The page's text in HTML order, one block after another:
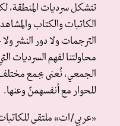
تتشكل سرديات المنطقة،
الكاتبات والكتاب
الترجمات ولا دور النشر ولا
محاولتنا لفهم السرديات
الجمعي، نُعنى بجمع
للحوار مع أنفسهمنّ وعنها.
«عربي/ات» ملتقى